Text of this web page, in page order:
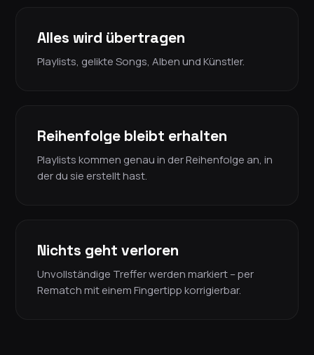
Alles wird übertragen
Playlists, gelikte Songs, Alben und Künstler.
Reihenfolge bleibt erhalten
Playlists kommen genau in der Reihenfolge an, in
der du sie erstellt hast.
Nichts geht verloren
Unvollständige Treffer werden markiert – per
Rematch mit einem Fingertipp korrigierbar.